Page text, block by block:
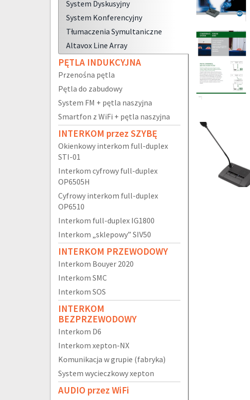
System Dyskusyjny
System Konferencyjny
Tłumaczenia Symultaniczne
Altavox Line Array
PĘTLA INDUKCYJNA
Przenośna pętla
Pętla do zabudowy
System FM + pętla naszyjna
Smartfon z WiFi + pętla naszyjna
INTERKOM przez SZYBĘ
Okienkowy interkom full-duplex
STI-01
Interkom cyfrowy full-duplex
OP6505H
Cyfrowy interkom full-duplex
OP6510
Interkom full-duplex IG1800
Interkom „sklepowy” SIV50
INTERKOM PRZEWODOWY
Interkom Bouyer 2020
Interkom SMC
Interkom SOS
INTERKOM
BEZPRZEWODOWY
Interkom D6
Interkom xepton-NX
Komunikacja w grupie (fabryka)
System wycieczkowy xepton
AUDIO przez WiFi